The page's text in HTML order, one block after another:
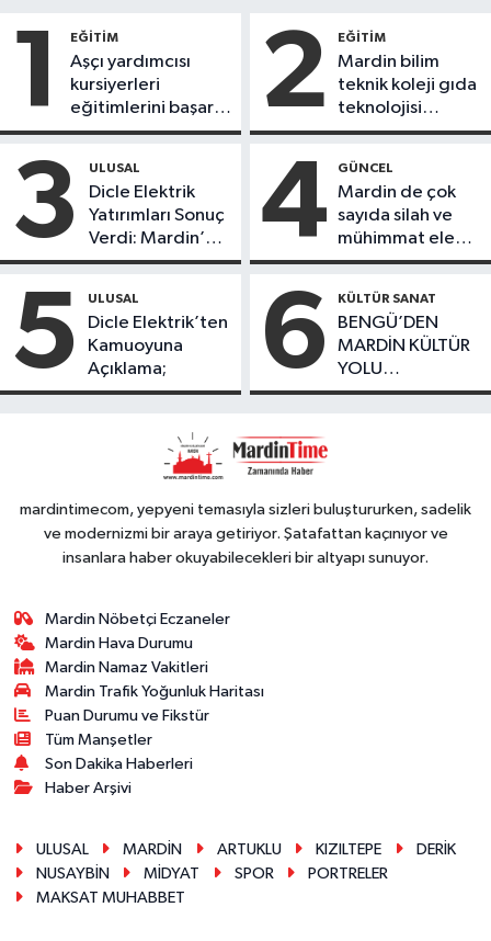
1 EĞİTİM
Aşçı yardımcısı
kursiyerleri
eğitimlerini başarı
ile tamamladı
2 EĞİTİM
Mardin bilim
teknik koleji gıda
teknolojisi
öğrencileri
ürünlerini satarak
köydeki
çoçuklara kitap
desteğinde
bulundu
3 ULUSAL
Dicle Elektrik
Yatırımları Sonuç
Verdi: Mardin’de
Kayıp Kaçak
Düşüş
4 GÜNCEL
Mardin de çok
sayıda silah ve
mühimmat ele
geçirildi
5 ULUSAL
Dicle Elektrik’ten
Kamuoyuna
Açıklama;
6 KÜLTÜR SANAT
BENGÜ’DEN
MARDİN KÜLTÜR
YOLU
FESTIVALİ’NDE
mardintimecom, yepyeni temasıyla sizleri buluştururken, sadelik
ve modernizmi bir araya getiriyor. Şatafattan kaçınıyor ve
insanlara haber okuyabilecekleri bir altyapı sunuyor.
Mardin Nöbetçi Eczaneler
Mardin Hava Durumu
Mardin Namaz Vakitleri
Mardin Trafik Yoğunluk Haritası
Puan Durumu ve Fikstür
Tüm Manşetler
Son Dakika Haberleri
Haber Arşivi
ULUSAL MARDİN ARTUKLU KIZILTEPE
DERİK
NUSAYBİN
MİDYAT SPOR
PORTRELER
MAKSAT MUHABBET